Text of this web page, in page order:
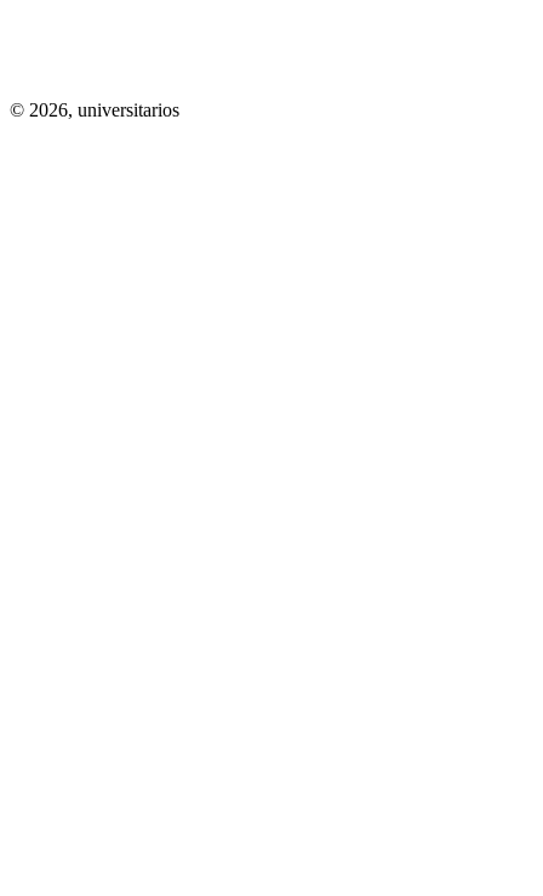
© 2026, universitarios